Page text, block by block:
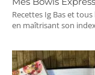
Recettes Ig Bas et
en maîtrisant son